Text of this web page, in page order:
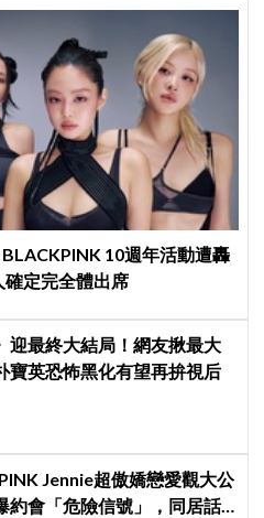
10週年活動遭轟
確定完全體出席
迎最終大結局！網友揪最大
英恐怖黑化有望再拚視后
Jennie超傲嬌戀愛觀大公
約會「危險信號」，同居話